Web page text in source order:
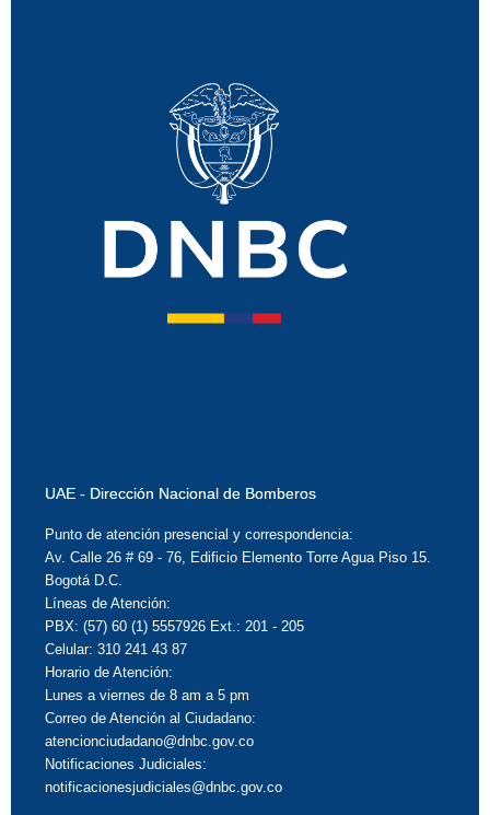
UAE - Dirección Nacional de Bomberos
Punto de atención presencial y correspondencia:
Av. Calle 26 # 69 - 76, Edificio Elemento Torre Agua Piso 15.
Bogotá D.C.
Líneas de Atención:
PBX: (57) 60 (1) 5557926 Ext.: 201 - 205
Celular: 310 241 43 87
Horario de Atención:
Lunes a viernes de 8 am a 5 pm
Correo de Atención al Ciudadano:
atencionciudadano@dnbc.gov.co
Notificaciones Judiciales:
notificacionesjudiciales@dnbc.gov.co